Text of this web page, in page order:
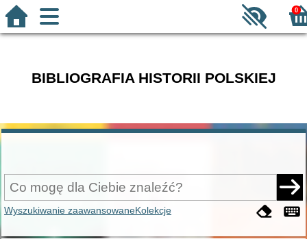
0
BIBLIOGRAFIA HISTORII POLSKIEJ
Wyszukiwanie zaawansowaneKolekcje